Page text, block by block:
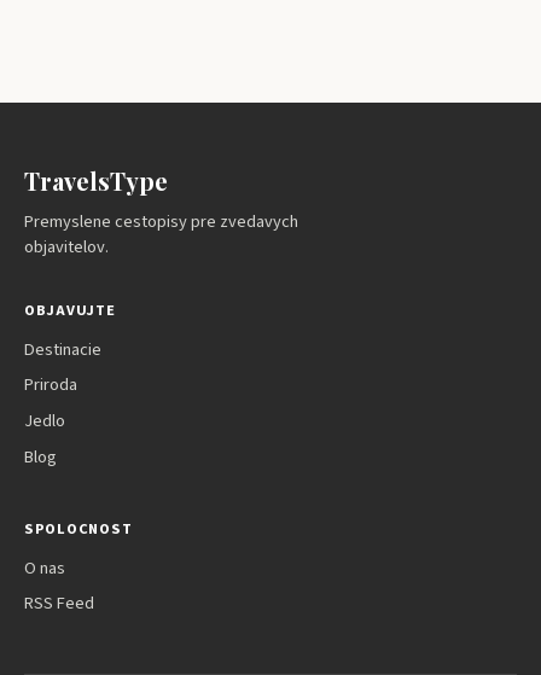
TravelsType
Premyslene cestopisy pre zvedavych
objavitelov.
OBJAVUJTE
Destinacie
Priroda
Jedlo
Blog
SPOLOCNOST
O nas
RSS Feed